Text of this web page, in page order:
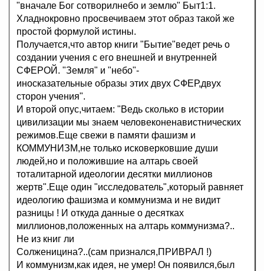
"вначале Бог сотворилнебо и землю" Быт1:1.
Хладнокровно просвечиваем этот образ такой же
простой формулой истины.
Получается,что автор книги "Бытие"ведет речь о
создании учения с его внешней и внутренней
СФЕРОЙ. "Земля" и "небо"-
иносказательные образы этих двух СФЕР,двух
сторон учения".
И второй опус,читаем: "Ведь сколько в истории
цивилизации мы знаем человеконенавистнических
режимов.Еще свежи в памяти фашизм и
КОММУНИЗМ,не только исковерковшие души
людей,но и положившие на алтарь своей
тоталитарной идеологии десятки миллионов
жертв".Еще один "исследователь",который равняет
идеологию фашизма и коммунизма и не видит
разницы ! И откуда данные о десятках
миллионов,положенных на алтарь коммунизма?..
Не из книг ли
Солженицина?..(сам признался,ПРИВРАЛ !)
И коммунизм,как идея, не умер! Он появился,был